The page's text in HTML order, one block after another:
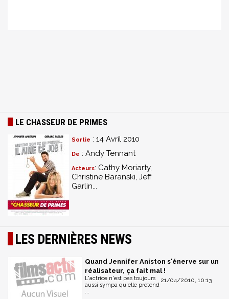
LE CHASSEUR DE PRIMES
Sortie : 14 Avril 2010
De : Andy Tennant
Acteurs: Cathy Moriarty,
Christine Baranski, Jeff
Garlin...
LES DERNIÈRES NEWS
Quand Jennifer Aniston s'énerve sur un
réalisateur, ça fait mal !
21/04/2010, 10:13
L'actrice n'est pas toujours
aussi sympa qu'elle prétend
...